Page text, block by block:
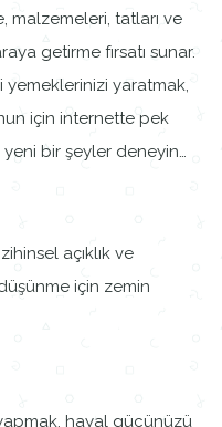
malzemeleri, tatları ve
getirme fırsatı sunar.
yaratmak,
için internette pek
bir şeyler deneyin…
açıklık ve
için zemin
hayal gücünüzü